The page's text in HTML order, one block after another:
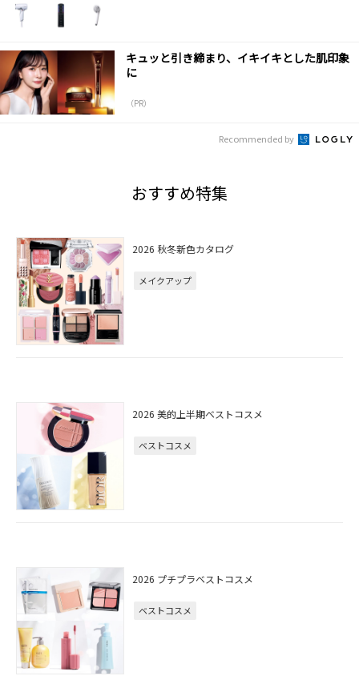
キュッと引き締まり、イキイキとした肌印象
に
（PR）
Recommended by
おすすめ特集
2026 秋冬新色カタログ
メイクアップ
2026 美的上半期ベストコスメ
ベストコスメ
2026 プチプラベストコスメ
ベストコスメ